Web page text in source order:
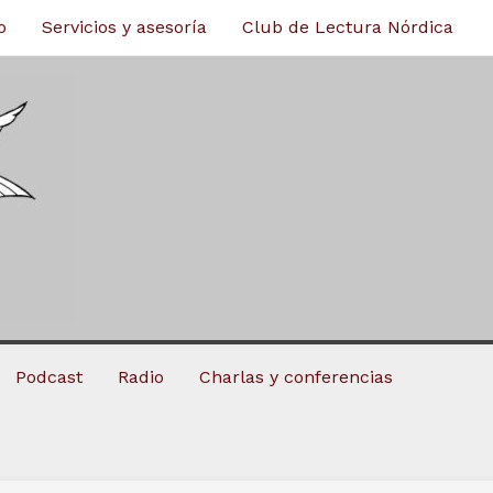
Servicios y asesoría Club de Lectura Nórdica
Podcast Radio Charlas y conferencias